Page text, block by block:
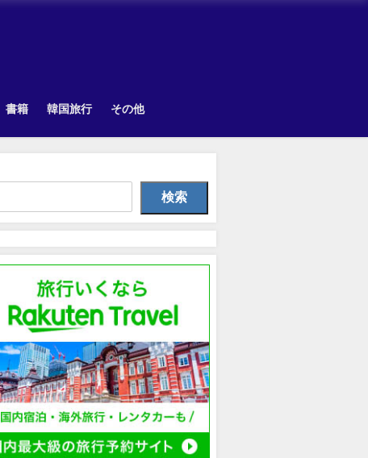
書籍 韓国旅行 その他
検索